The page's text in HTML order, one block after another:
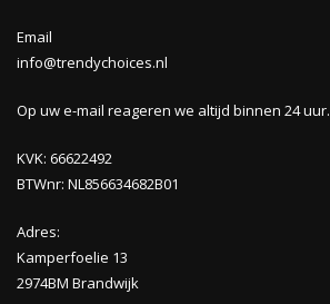
Email
info@trendychoices.nl
Op uw e-mail reageren we altijd binnen 24 uur.
KVK: 66622492
BTWnr: NL856634682B01
Adres:
Kamperfoelie 13
2974BM Brandwijk